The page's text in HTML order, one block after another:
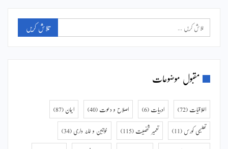
مقبول موضوعات
اخلاقیات (72) ادبیات (6) اصلاح و دعوت (40) ایمان (87)
تعلیمی کورس (11) تعمیر شخصیت (115) خواتین و خانہ داری (34)